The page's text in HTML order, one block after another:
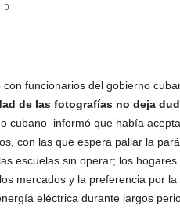
0
funcionarios del gobierno
de las fotografías no deja
cubano informó que había
con las que espera paliar la
escuelas sin operar; los
mercados y la preferencia por
eléctrica durante largos